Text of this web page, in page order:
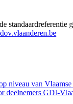
niveau van
deelnemers GDI-